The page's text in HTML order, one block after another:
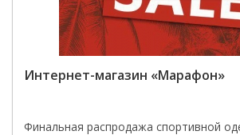
Интернет-магазин «Марафон»
Финальная распродажа спортивной